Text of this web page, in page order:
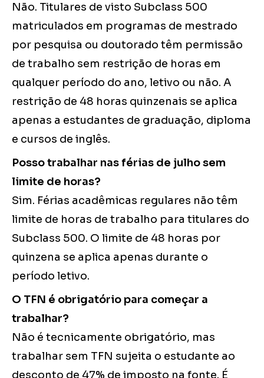
Não. Titulares de visto Subclass 500
matriculados em programas de mestrado
por pesquisa ou doutorado têm permissão
de trabalho sem restrição de horas em
qualquer período do ano, letivo ou não. A
restrição de 48 horas quinzenais se aplica
apenas a estudantes de graduação, diploma
e cursos de inglês.
Posso trabalhar nas férias de julho sem
limite de horas?
Sim. Férias acadêmicas regulares não têm
limite de horas de trabalho para titulares do
Subclass 500. O limite de 48 horas por
quinzena se aplica apenas durante o
período letivo.
O TFN é obrigatório para começar a
trabalhar?
Não é tecnicamente obrigatório, mas
trabalhar sem TFN sujeita o estudante ao
desconto de 47% de imposto na fonte. É